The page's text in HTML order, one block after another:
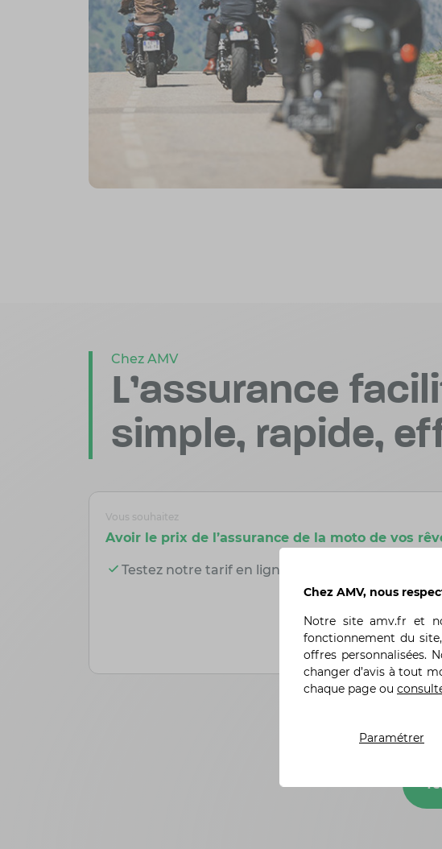
Chez AMV
L'assurance
simple, rapide,
Vous souhaitez
Avoir le prix de l’assurance de la moto de vos
Testez notre tarif en ligne et en quelques clics
Chez AMV, nous
Notre siteamv.fr et
fonctionnement du
offres personnalisées.
changer d’avis à tout
chaque page ou
Paramétrer